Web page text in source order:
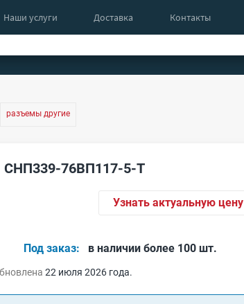
Наши услуги Доставка Контакты
разъемы другие
СНП339-76ВП117-5-Т
Узнать актуальную цену
Под заказ: в наличии более 100 шт.
22 июля 2026 года.